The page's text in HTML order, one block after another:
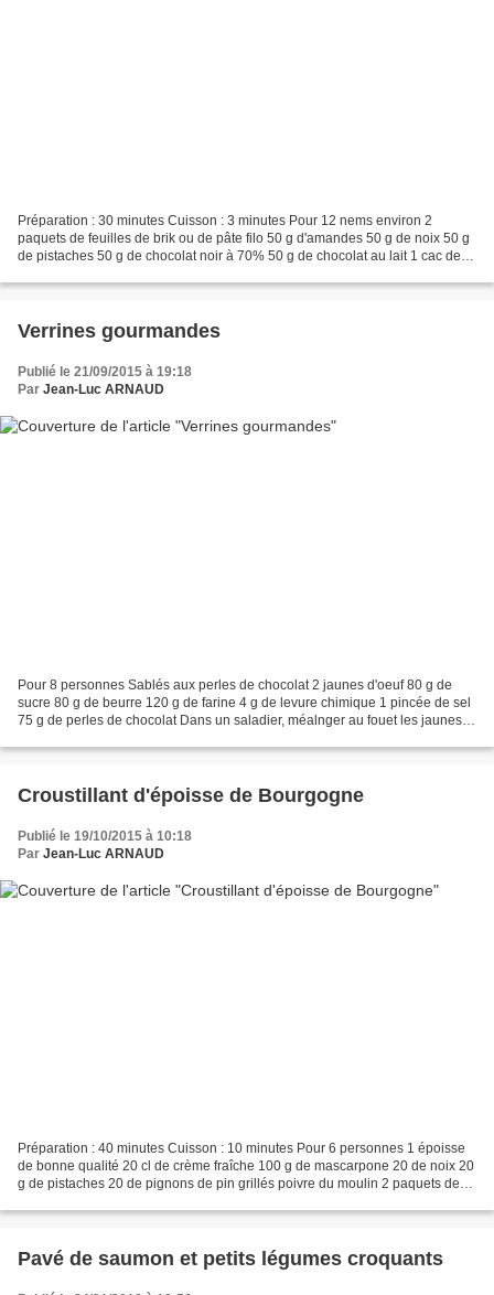
Préparation : 30 minutes Cuisson : 3 minutes Pour 12 nems environ 2
paquets de feuilles de brik ou de pâte filo 50 g d'amandes 50 g de noix 50 g
de pistaches 50 g de chocolat noir à 70% 50 g de chocolat au lait 1 cac de
Verrines gourmandes
Publié le 21/09/2015 à 19:18
Par Jean-Luc ARNAUD
Pour 8 personnes Sablés aux perles de chocolat 2 jaunes d'oeuf 80 g de
sucre 80 g de beurre 120 g de farine 4 g de levure chimique 1 pincée de sel
75 g de perles de chocolat Dans un saladier, méalnger au fouet les jaunes
Croustillant d'époisse de Bourgogne
Publié le 19/10/2015 à 10:18
Par Jean-Luc ARNAUD
Préparation : 40 minutes Cuisson : 10 minutes Pour 6 personnes 1 époisse
de bonne qualité 20 cl de crème fraîche 100 g de mascarpone 20 de noix 20
g de pistaches 20 de pignons de pin grillés poivre du moulin 2 paquets de
Pavé de saumon et petits légumes croquants